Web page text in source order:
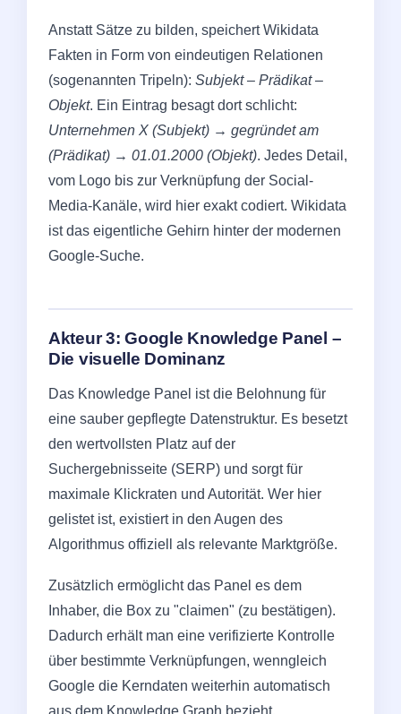
Anstatt Sätze zu bilden, speichert Wikidata
Fakten in Form von eindeutigen Relationen
(sogenannten Tripeln): Subjekt – Prädikat –
Objekt. Ein Eintrag besagt dort schlicht:
Unternehmen X (Subjekt) → gegründet am
(Prädikat) → 01.01.2000 (Objekt). Jedes Detail,
vom Logo bis zur Verknüpfung der Social-
Media-Kanäle, wird hier exakt codiert. Wikidata
ist das eigentliche Gehirn hinter der modernen
Google-Suche.
Akteur 3: Google Knowledge Panel –
Die visuelle Dominanz
Das Knowledge Panel ist die Belohnung für
eine sauber gepflegte Datenstruktur. Es besetzt
den wertvollsten Platz auf der
Suchergebnisseite (SERP) und sorgt für
maximale Klickraten und Autorität. Wer hier
gelistet ist, existiert in den Augen des
Algorithmus offiziell als relevante Marktgröße.
Zusätzlich ermöglicht das Panel es dem
Inhaber, die Box zu "claimen" (zu bestätigen).
Dadurch erhält man eine verifizierte Kontrolle
über bestimmte Verknüpfungen, wenngleich
Google die Kerndaten weiterhin automatisch
aus dem Knowledge Graph bezieht.